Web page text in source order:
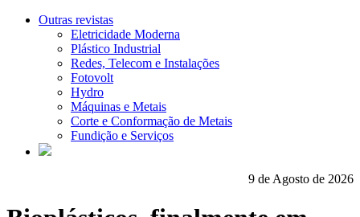
Outras revistas
Eletricidade Moderna
Plástico Industrial
Redes, Telecom e Instalações
Fotovolt
Hydro
Máquinas e Metais
Corte e Conformação de Metais
Fundição e Serviços
9 de Agosto de 2026